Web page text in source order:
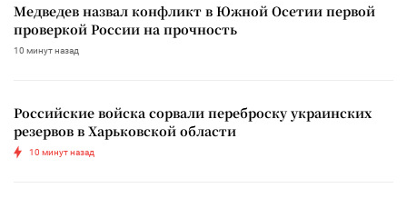
Медведев назвал конфликт в Южной Осетии первой
проверкой России на прочность
10 минут назад
Российские войска сорвали переброску украинских
резервов в Харьковской области
10 минут назад